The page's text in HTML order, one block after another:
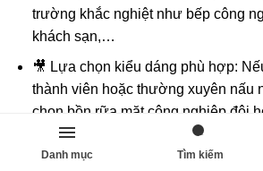
trường khắc nghiệt như bếp công
khách sạn,…
🎥 Lựa chọn kiểu dáng phù hợp:
thành viên hoặc thường xuyên nấu
chọn bồn rữa mặt công nghiệp đôi
công nghiệp Nếu gia đình có ít
thường xuyên nấu nướng, bạn có
Danh mục Tìm kiếm